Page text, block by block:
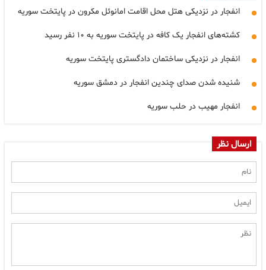
انفجار در نزدیکی هتل محل اقامت امانوئل مکرون در پایتخت سوریه
کشته‌های انفجار یک کافه در پایتخت سوریه به ۱۰ نفر رسید
انفجار در نزدیکی ساختمان دادگستری پایتخت سوریه
شنیده شدن صدای چندین انفجار در دمشق سوریه
انفجار مهیب در حلب سوریه
ارسال نظر